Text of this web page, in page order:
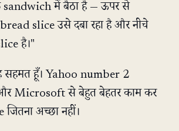
sandwich में बैठा है — ऊपर से
slice उसे दबा रहा है और नीचे
है।"
सहमत हूँ। Yahoo number 2
Microsoft से बेहुत बेहतर काम कर
अच्छा नहीं।